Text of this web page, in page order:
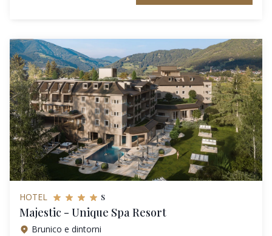
HOTEL s
Majestic - Unique Spa Resort
Brunico e dintorni